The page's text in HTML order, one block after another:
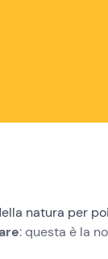
natura per poi
: questa è la